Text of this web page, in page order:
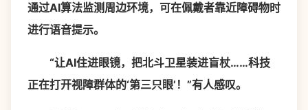
通过AI算法监测周边环境，可在佩戴者靠近障碍物时
进行语音提示。
“让AI住进眼镜，把北斗卫星装进盲杖……科技
正在打开视障群体的‘第三只眼’！”有人感叹。